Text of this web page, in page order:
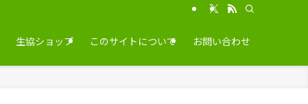
生協ショップ このサイトについて お問い合わせ